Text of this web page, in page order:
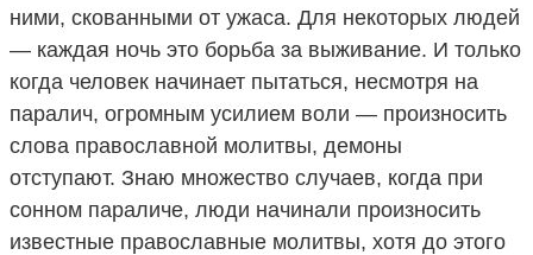
ними, скованными от ужаса. Для некоторых людей
— каждая ночь это борьба за выживание. И только
когда человек начинает пытаться, несмотря на
паралич, огромным усилием воли — произносить
слова православной молитвы, демоны
отступают. Знаю множество случаев, когда при
сонном параличе, люди начинали произносить
известные православные молитвы, хотя до этого